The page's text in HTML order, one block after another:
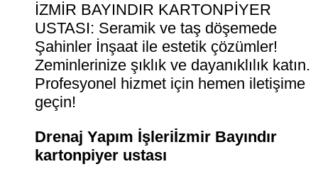
İZMİR BAYINDIR KARTONPİYER
USTASI: Seramik ve taş döşemede
Şahinler İnşaat ile estetik çözümler!
Zeminlerinize şıklık ve dayanıklılık katın.
Profesyonel hizmet için hemen iletişime
geçin!
Drenaj Yapım İşleriİzmir Bayındır
kartonpiyer ustası